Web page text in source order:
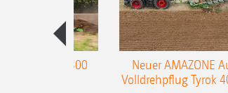
Teres 300
Neuer AMAZONE
Volldrehpflug Tyrok